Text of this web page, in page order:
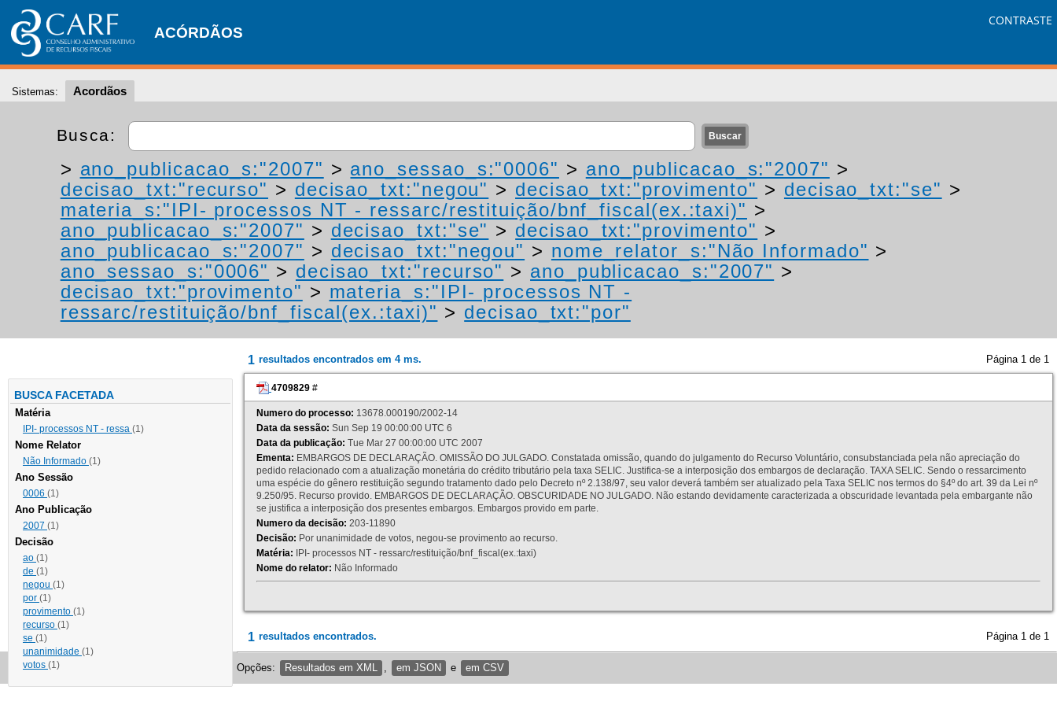
ACÓRDÃOS
CONTRASTE
Sistemas: Acordãos
Busca:
> ano_publicacao_s:"2007" > ano_sessao_s:"0006" > ano_publicacao_s:"2007" >
decisao_txt:"recurso" > decisao_txt:"negou" > decisao_txt:"provimento" > decisao_txt:"se" >
materia_s:"IPI- processos NT - ressarc/restituição/bnf_fiscal(ex.:taxi)" >
ano_publicacao_s:"2007" > decisao_txt:"se" > decisao_txt:"provimento" >
ano_publicacao_s:"2007" > decisao_txt:"negou" > nome_relator_s:"Não Informado" >
ano_sessao_s:"0006" > decisao_txt:"recurso" > ano_publicacao_s:"2007" >
decisao_txt:"provimento" > materia_s:"IPI- processos NT -
ressarc/restituição/bnf_fiscal(ex.:taxi)" > decisao_txt:"por"
BUSCA FACETADA
Matéria
IPI- processos NT - ressa (1)
Nome Relator
Não Informado (1)
Ano Sessão
0006 (1)
Ano Publicação
2007 (1)
Decisão
ao (1)
de (1)
negou (1)
por (1)
provimento (1)
recurso (1)
se (1)
unanimidade (1)
votos (1)
1 resultados encontrados em 4 ms. Página 1 de 1
4709829 #
Numero do processo: 13678.000190/2002-14
Data da sessão: Sun Sep 19 00:00:00 UTC 6
Data da publicação: Tue Mar 27 00:00:00 UTC 2007
Ementa: EMBARGOS DE DECLARAÇÃO. OMISSÃO DO JULGADO. Constatada omissão, quando do julgamento do Recurso Voluntário, consubstanciada pela não apreciação do
pedido relacionado com a atualização monetária do crédito tributário pela taxa SELIC. Justifica-se a interposição dos embargos de declaração. TAXA SELIC. Sendo o ressarcimento
uma espécie do gênero restituição segundo tratamento dado pelo Decreto nº 2.138/97, seu valor deverá também ser atualizado pela Taxa SELIC nos termos do §4º do art. 39 da Lei nº
9.250/95. Recurso provido. EMBARGOS DE DECLARAÇÃO. OBSCURIDADE NO JULGADO. Não estando devidamente caracterizada a obscuridade levantada pela embargante não
se justifica a interposição dos presentes embargos. Embargos provido em parte.
Numero da decisão: 203-11890
Decisão: Por unanimidade de votos, negou-se provimento ao recurso.
Matéria: IPI- processos NT - ressarc/restituição/bnf_fiscal(ex.:taxi)
Nome do relator: Não Informado
1 resultados encontrados. Página 1 de 1
Opções: Resultados em XML em JSON e em CSV